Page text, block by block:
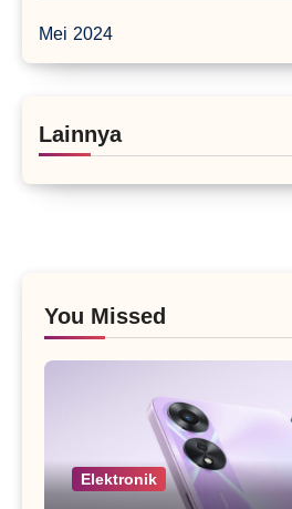
Mei 2024
Lainnya
You Missed
Elektronik